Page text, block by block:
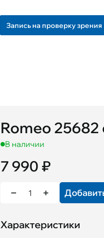
Запись на проверку зрения
Romeo
В наличии
7 990 ₽
Характеристики